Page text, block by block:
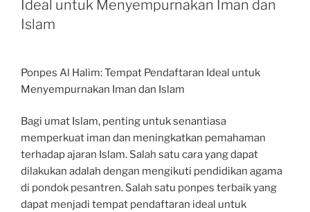
Ideal untuk Menyempurnakan Iman dan
Islam
Ponpes Al Halim: Tempat Pendaftaran Ideal untuk
Menyempurnakan Iman dan Islam
Bagi umat Islam, penting untuk senantiasa
memperkuat iman dan meningkatkan pemahaman
terhadap ajaran Islam. Salah satu cara yang dapat
dilakukan adalah dengan mengikuti pendidikan agama
di pondok pesantren. Salah satu ponpes terbaik yang
dapat menjadi tempat pendaftaran ideal untuk